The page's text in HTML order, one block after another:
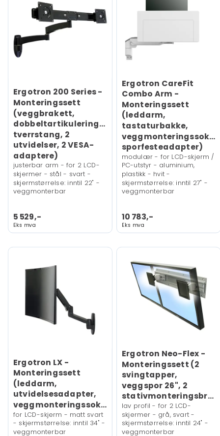
Ergotron 200 Series -
Monteringssett
(veggbrakett,
dobbeltartikuleringsarm,
tverrstang, 2
utvidelser, 2 VESA-
adaptere)
justerbar arm - for 2 LCD-
skjermer - stål - svart -
skjermstørrelse: inntil 22" -
veggmonterbar
5 529,-
Eks mva
Ergotron CareFit
Combo Arm -
Monteringssett
(leddarm,
tastaturbakke,
sporfesteadapter)
modulær - for LCD-skjerm /
PC-utstyr - aluminium,
plastikk - hvit -
skjermstørrelse: inntil 27" -
veggmonterbar
10 783,-
Eks mva
Ergotron LX -
Monteringssett
(leddarm,
utvidelsesadapter,
veggmonteringssokkel)
for LCD-skjerm - matt svart
- skjermstørrelse: inntil 34" -
veggmonterbar
Ergotron Neo-Flex -
Monteringssett (2
svingtapper,
veggspor 26", 2
stativmonteringsbraketter)
lav profil - for 2 LCD-
skjermer - grå, svart -
skjermstørrelse: inntil 24" -
veggmonterbar